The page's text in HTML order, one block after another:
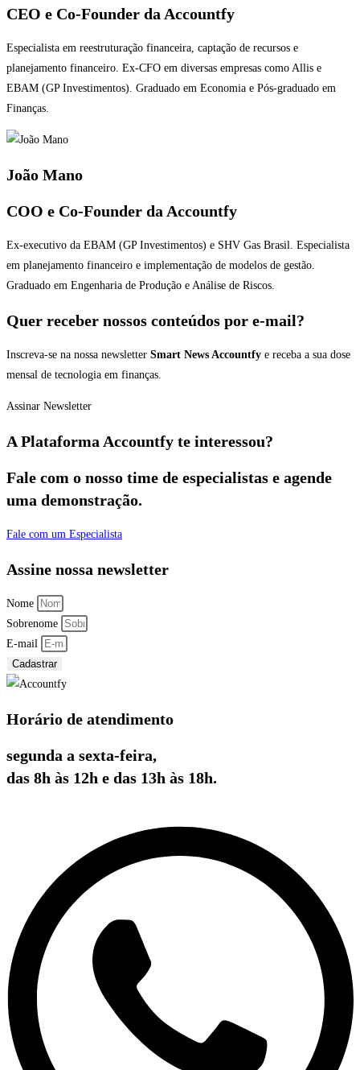
CEO e Co-Founder da Accountfy
Especialista em reestruturação financeira, captação de recursos e
planejamento financeiro. Ex-CFO em diversas empresas como Allis e
EBAM (GP Investimentos). Graduado em Economia e Pós-graduado em
Finanças.
João Mano
COO e Co-Founder da Accountfy
Ex-executivo da EBAM (GP Investimentos) e SHV Gas Brasil. Especialista
em planejamento financeiro e implementação de modelos de gestão.
Graduado em Engenharia de Produção e Análise de Riscos.
Quer receber nossos conteúdos por e-mail?
Inscreva-se na nossa newsletter Smart News Accountfy e receba a sua dose
mensal de tecnologia em finanças.
Assinar Newsletter
A Plataforma Accountfy te interessou?
Fale com o nosso time de especialistas e agende
uma demonstração.
Fale com um Especialista
Assine nossa newsletter
Nome
Sobrenome
E-mail
Cadastrar
Horário de atendimento
segunda a sexta-feira,
das 8h às 12h e das 13h às 18h.